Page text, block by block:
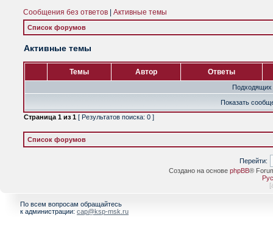
Сообщения без ответов Активные темы
Список форумов
Активные темы
Темы Автор Ответы
Подходящих
Показать
Страница 1 из 1 [ Результатов поиска: 0 ]
Список форумов
Перейти:
Создано на основе phpBB®
[
По всем вопросам обращайтесь
к администрации: cap@ksp-msk.ru